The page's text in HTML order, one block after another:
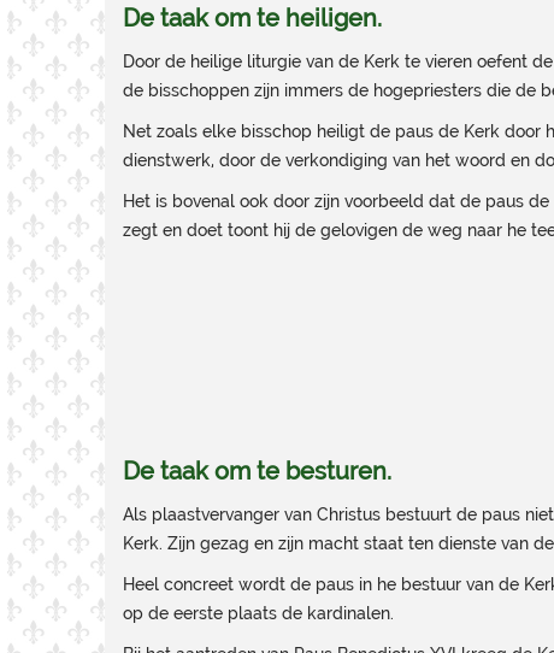
De taak om te heiligen.
Door de heilige liturgie van de Kerk te vieren oefent
de bisschoppen zijn immers de hogepriesters die de
Net zoals elke bisschop heiligt de paus de Kerk door
dienstwerk, door de verkondiging van het woord en
Het is bovenal ook door zijn voorbeeld dat de paus
zegt en doet toont hij de gelovigen de weg naar he
De taak om te besturen.
Als plaastvervanger van Christus bestuurt de paus
Kerk. Zijn gezag en zijn macht staat ten dienste van
Heel concreet wordt de paus in he bestuur van de
op de eerste plaats de kardinalen.